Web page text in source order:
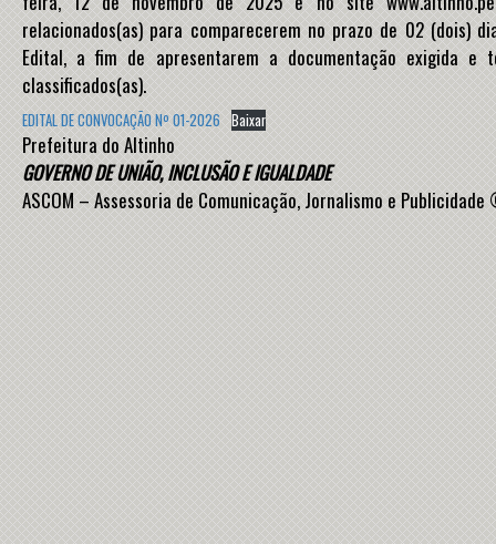
relacionados(as) para comparecerem no prazo de 02 (dois)
Edital, a fim de apresentarem a documentação exigida
classificados(as).
EDITAL DE CONVOCAÇÃO Nº 01-2026 Baixar
Prefeitura do Altinho
GOVERNO DE UNIÃO, INCLUSÃO E IGUALDADE
ASCOM – Assessoria de Comunicação, Jornalismo e